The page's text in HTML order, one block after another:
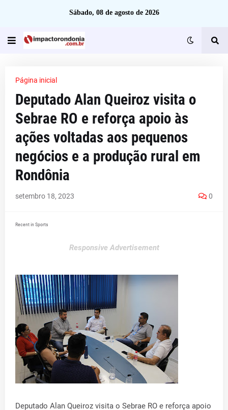
Sábado, 08 de agosto de 2026
Página inicial
Deputado Alan Queiroz visita o
Sebrae RO e reforça apoio às
ações voltadas aos pequenos
negócios e a produção rural em
Rondônia
setembro 18, 2023 0
Recent in Sports
Responsive Advertisement
Deputado Alan Queiroz visita o Sebrae RO e reforça apoio